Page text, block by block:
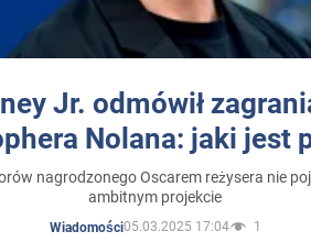
Jr. odmówił
Nolana: jaki jest
nagrodzonego Oscarem reżysera nie
ambitnym projekcie
Wiadomości05.03.2025 17:04 1